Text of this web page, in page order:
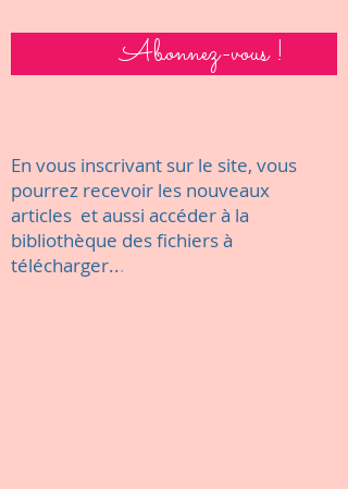
Abonnez-vous !
En vous inscrivant sur le site, vous
pourrez recevoir les nouveaux
articles et aussi accéder à la
bibliothèque des fichiers à
télécharger...